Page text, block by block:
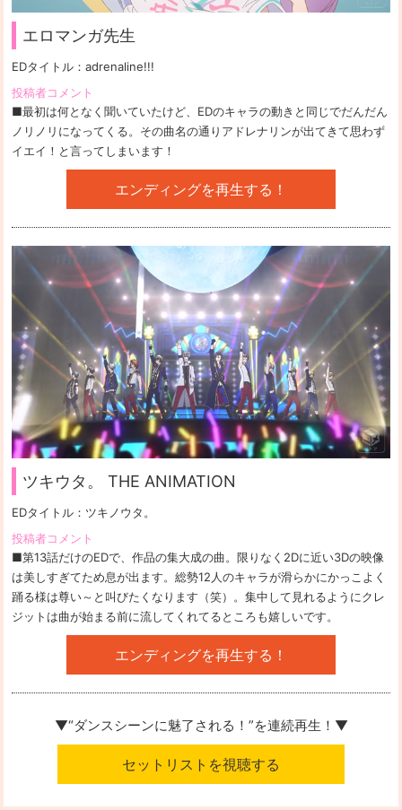
エロマンガ先生
EDタイトル：adrenaline!!!
投稿者コメント
■最初は何となく聞いていたけど、EDのキャラの動きと同じでだんだん
ノリノリになってくる。その曲名の通りアドレナリンが出てきて思わず
イエイ！と言ってしまいます！
エンディングを再生する！
ツキウタ。 THE ANIMATION
EDタイトル： ツキノウタ。
投稿者コメント
■第13話だけのEDで、作品の集大成の曲。限りなく2Dに近い3Dの映像
は美しすぎてため息が出ます。総勢12人のキャラが滑らかにかっこよく
踊る様は尊い～と叫びたくなります（笑）。集中して見れるようにクレ
ジットは曲が始まる前に流してくれてるところも嬉しいです。
エンディングを再生する！
▼“ダンスシーンに魅了される！”を連続再生！▼
セットリストを視聴する